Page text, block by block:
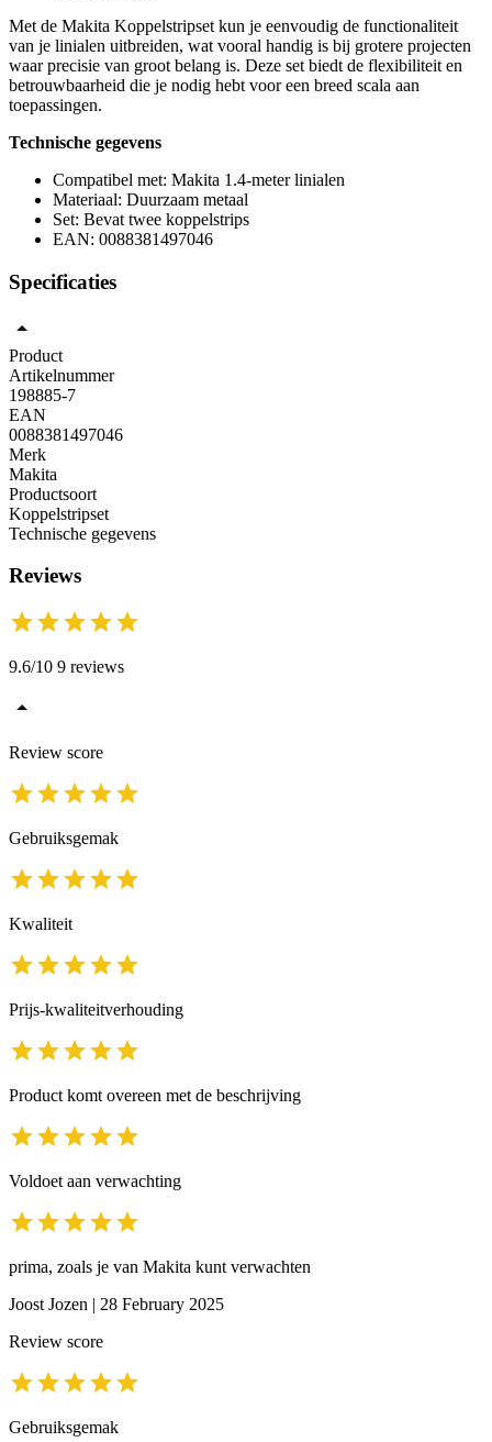
Met de Makita Koppelstripset kun je eenvoudig de functionaliteit
van je linialen uitbreiden, wat vooral handig is bij grotere projecten
waar precisie van groot belang is. Deze set biedt de flexibiliteit en
betrouwbaarheid die je nodig hebt voor een breed scala aan
toepassingen.
Technische gegevens
Compatibel met: Makita 1.4-meter linialen
Materiaal: Duurzaam metaal
Set: Bevat twee koppelstrips
EAN: 0088381497046
Specificaties
Product
Artikelnummer
198885-7
EAN
0088381497046
Merk
Makita
Productsoort
Koppelstripset
Technische gegevens
Reviews
9.6/10 9 reviews
Review score
Gebruiksgemak
Kwaliteit
Prijs-kwaliteitverhouding
Product komt overeen met de beschrijving
Voldoet aan verwachting
prima, zoals je van Makita kunt verwachten
Joost Jozen | 28 February 2025
Review score
Gebruiksgemak